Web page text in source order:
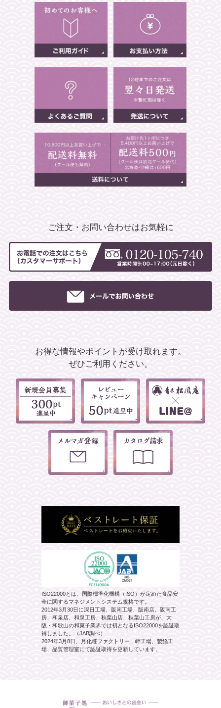
ご注文・お問い合わせはお気軽に
お得な情報やポイントが受け取れます。
ぜひご利用ください。
ISO22000とは、国際標準化機構（ISO）が定めた食品安
全に関するマネジメントシステム規格です。
2012年3月30日に深日工場、阪南工場、阪南店、阪南工
房、和泉店、和泉工房、秋葉山店、秋葉山工房が、大
阪・和歌山の和菓子業界では初となるISO22000を認証取
得しました。（JAB調べ）
2024年3月8日、月化粧ファクトリー、岬工場、製餡工
場、品質管理室にて認証取得を更新しています。